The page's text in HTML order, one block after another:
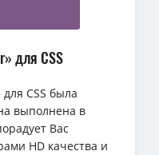
для CSS
CSS была
выполнена в
Вас
HD качества и